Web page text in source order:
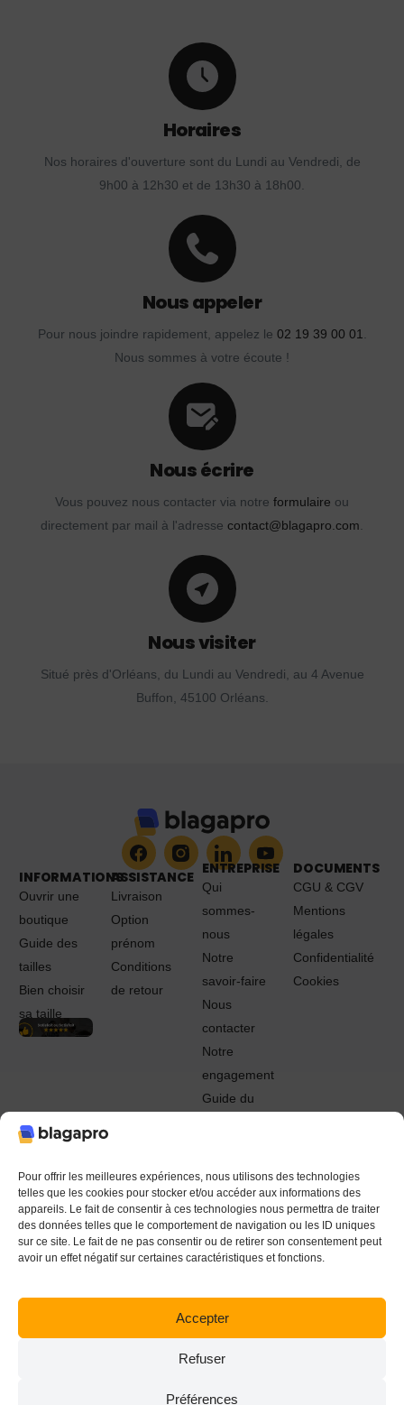
Pour offrir les meilleures expériences, nous utilisons des technologies
telles que les cookies pour stocker et/ou accéder aux informations des
appareils. Le fait de consentir à ces technologies nous permettra de traiter
des données telles que le comportement de navigation ou les ID uniques
sur ce site. Le fait de ne pas consentir ou de retirer son consentement peut
avoir un effet négatif sur certaines caractéristiques et fonctions.
Accepter
Refuser
Préférences
Horaires
Nos horaires d'ouverture sont du Lundi au Vendredi, de
9h00 à 12h30 et de 13h30 à 18h00.
Nous appeler
Pour nous joindre rapidement, appelez le 02 19 39 00 01.
Nous sommes à votre écoute !
Nous écrire
Vous pouvez nous contacter via notre formulaire ou
directement par mail à l'adresse contact@blagapro.com.
Nous visiter
Situé près d'Orléans, du Lundi au Vendredi, au 4 Avenue
Buffon, 45100 Orléans.
INFORMATIONS
Ouvrir une
boutique
Guide des
tailles
Bien choisir
sa taille
ASSISTANCE
Livraison
Option
prénom
Conditions
de retour
ENTREPRISE
Qui
sommes-
nous
Notre
savoir-faire
Nous
contacter
Notre
engagement
Guide du
DOCUMENTS
CGU & CGV
Mentions
légales
Confidentialité
Cookies
© 2022 - 2024 Blagapro. Tous droits réservés. Textiles
personnalisés à Orléans